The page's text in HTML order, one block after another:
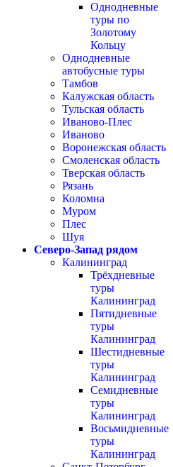
Однодневные
туры по
Золотому
Кольцу
Однодневные
автобусные туры
Тамбов
Калужская область
Тульская область
Иваново-Плес
Иваново
Воронежская область
Смоленская область
Тверская область
Рязань
Коломна
Муром
Плес
Шуя
Северо-Запад рядом
Калининград
Трёхдневные
туры
Калининград
Пятидневные
туры
Калининград
Шестидневные
туры
Калининград
Семидневные
туры
Калининград
Восьмидневные
туры
Калининград